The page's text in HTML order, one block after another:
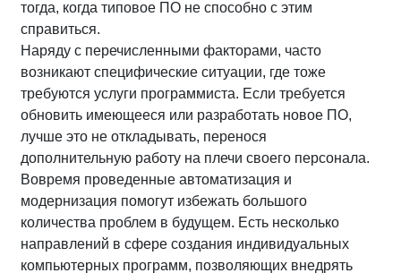
тогда, когда типовое ПО не способно с этим
справиться.
Наряду с перечисленными факторами, часто
возникают специфические ситуации, где тоже
требуются услуги программиста. Если требуется
обновить имеющееся или разработать новое ПО,
лучше это не откладывать, перенося
дополнительную работу на плечи своего персонала.
Вовремя проведенные автоматизация и
модернизация помогут избежать большого
количества проблем в будущем. Есть несколько
направлений в сфере создания индивидуальных
компьютерных программ, позволяющих внедрять